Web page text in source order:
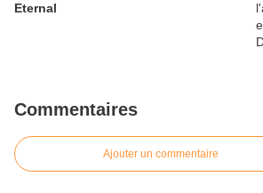
Eternal
Commentaires
Ajouter un commentaire